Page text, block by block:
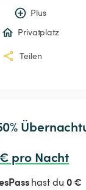
Plus
Privatplatz
Teilen
€ pro Nacht
hast du 0 €